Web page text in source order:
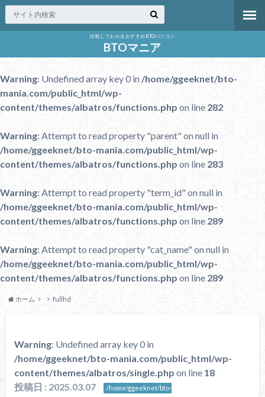
比較してわかるおすすめBTOパソコン
BTOマニア
Warning: Undefined array key 0 in/home/ggeeknet/bto-
mania.com/public_html/wp-
content/themes/albatros/functions.php on line 282
Warning: Attempt to read property "parent" on null in
/home/ggeeknet/bto-mania.com/public_html/wp-
content/themes/albatros/functions.php on line 283
Warning: Attempt to read property "term_id" on null in
/home/ggeeknet/bto-mania.com/public_html/wp-
content/themes/albatros/functions.php on line 289
Warning: Attempt to read property "cat_name" on null in
/home/ggeeknet/bto-mania.com/public_html/wp-
content/themes/albatros/functions.php on line 289
ホーム fullhd
Warning: Undefined array key 0 in
/home/ggeeknet/bto-mania.com/public_html/wp-
content/themes/albatros/single.php on line 18
投稿日 : 2025.03.07
/home/ggeeknet/bto-